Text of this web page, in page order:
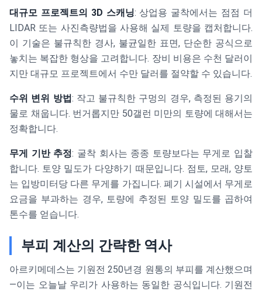
대규모 프로젝트의 3D 스캐닝: 상업용 굴착에서는 점점 더
LIDAR 또는 사진측량법을 사용해 실제 토량을 캡처합니다.
이 기술은 불규칙한 경사, 불균일한 표면, 단순한 공식으로
놓치는 복잡한 형상을 고려합니다. 장비 비용은 수천 달러이
지만 대규모 프로젝트에서 수만 달러를 절약할 수 있습니다.
수위 변위 방법: 작고 불규칙한 구멍의 경우, 측정된 용기의
물로 채웁니다. 번거롭지만 50갤런 미만의 토량에 대해서는
정확합니다.
무게 기반 추정: 굴착 회사는 종종 토량보다는 무게로 입찰
합니다. 토양 밀도가 다양하기 때문입니다. 점토, 모래, 양토
는 입방미터당 다른 무게를 가집니다. 폐기 시설에서 무게로
요금을 부과하는 경우, 토량에 추정된 토양 밀도를 곱하여
톤수를 얻습니다.
부피 계산의 간략한 역사
아르키메데스는 기원전 250년경 원통의 부피를 계산했으며
—이는 오늘날 우리가 사용하는 동일한 공식입니다. 기원전